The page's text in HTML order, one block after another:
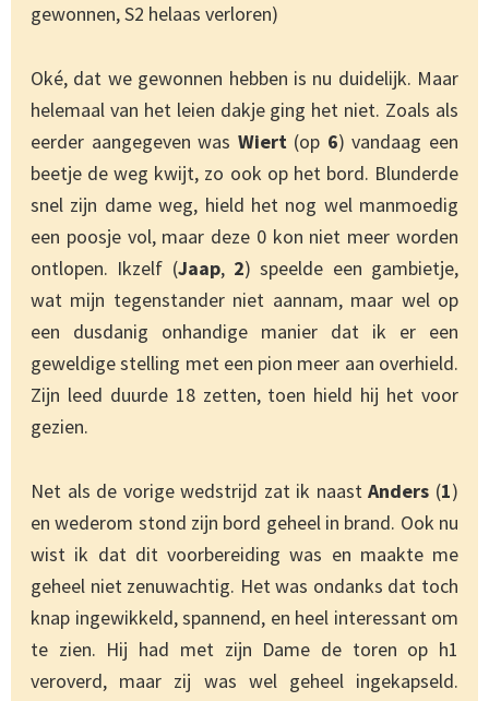
gewonnen, S2 helaas verloren)
Oké, dat we gewonnen hebben is nu duidelijk. Maar
helemaal van het leien dakje ging het niet. Zoals als
eerder aangegeven was Wiert(op 6) vandaag een
beetje de weg kwijt, zo ook op het bord. Blunderde
snel zijn dame weg, hield het nog wel manmoedig
een poosje vol, maar deze 0 kon niet meer worden
ontlopen. Ikzelf (Jaap, 2) speelde een gambietje,
wat mijn tegenstander niet aannam, maar wel op
een dusdanig onhandige manier dat ik er een
geweldige stelling met een pion meer aan overhield.
Zijn leed duurde 18 zetten, toen hield hij het voor
gezien.
Net als de vorige wedstrijd zat ik naastAnders (1)
en wederom stond zijn bord geheel in brand. Ook nu
wist ik dat dit voorbereiding was en maakte me
geheel niet zenuwachtig. Het was ondanks dat toch
knap ingewikkeld, spannend, en heel interessant om
te zien. Hij had met zijn Dame de toren op h1
veroverd, maar zij was wel geheel ingekapseld.